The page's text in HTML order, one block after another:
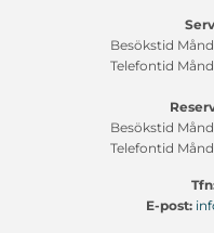
Besökstid
Telefontid
Besökstid
Telefontid
E-post: